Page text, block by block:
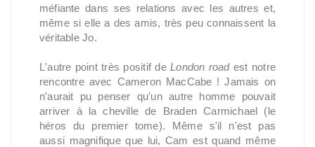
méfiante dans ses relations avec les autres et,
même si elle a des amis, très peu connaissent la
véritable Jo.
L'autre point très positif deLondon roadest notre
rencontre avec Cameron MacCabe ! Jamais on
n'aurait pu penser qu'un autre homme pouvait
arriver à la cheville de Braden Carmichael (le
héros du premier tome). Même s'il n'est pas
aussi magnifique que lui, Cam est quand même